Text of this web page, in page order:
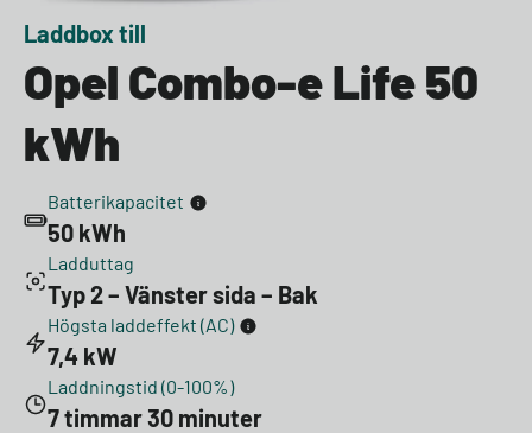
Laddbox till
Opel Combo-e Life 50
kWh
Batterikapacitet
50 kWh
Ladduttag
Typ 2 – Vänster sida – Bak
Högsta laddeffekt (AC)
7,4 kW
Laddningstid (0-100%)
7 timmar 30 minuter